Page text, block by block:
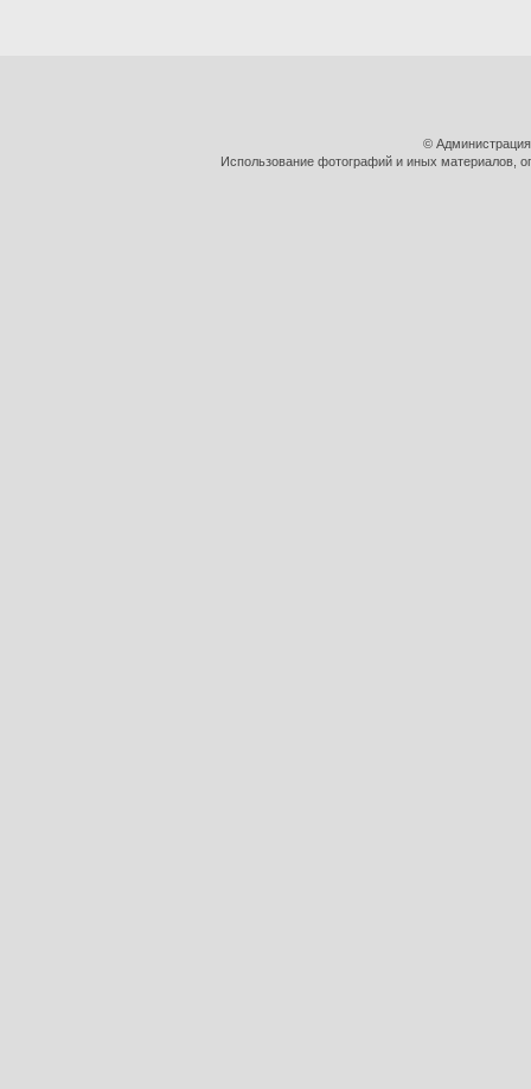
©
Использование фотографий и иных материалов,